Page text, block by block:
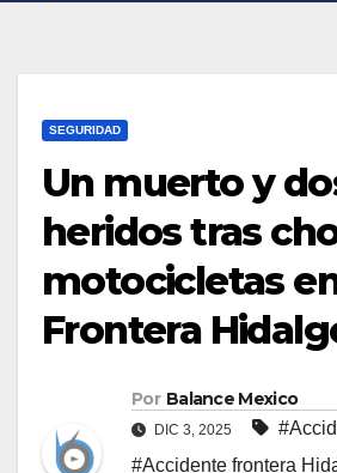
SEGURIDAD
Un muerto y
heridos tras
motocicletas
Frontera
Por Balance Mexico
DIC 3, 2025
#Accidente frontera